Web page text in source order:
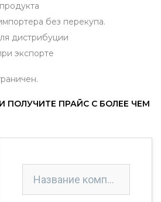
без перекупа.
дистрибуции
экспорте
ПОЛУЧИТЕ ПРАЙС С БОЛЕЕ ЧЕМ